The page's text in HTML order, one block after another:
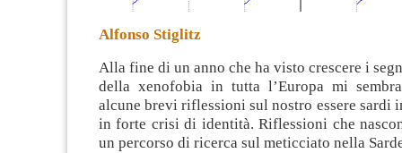
Alfonso Stiglitz
Alla fine di un anno che ha visto crescere i
della xenofobia in tutta l’Europa mi
alcune brevi riflessioni sul nostro essere sardi
in forte crisi di identità. Riflessioni che
un percorso di ricerca sul meticciato nella